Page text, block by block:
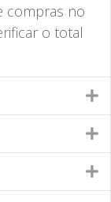
compras no
o total